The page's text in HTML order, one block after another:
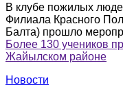
В клубе пожилых
Филиала Красного
Балта) прошло
Более 130 учеников
Жайылском районе
Новости